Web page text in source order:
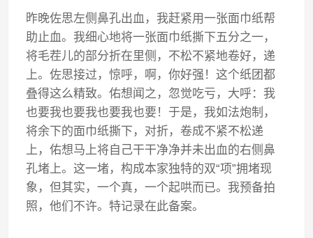
昨晚佐思左侧鼻孔出血，我赶紧用一张面巾纸帮
助止血。我细心地将一张面巾纸撕下五分之一，
将毛茬儿的部分折在里侧，不松不紧地卷好，递
上。佐思接过，惊呼，啊，你好强！这个纸团都
叠得这么精致。佑想闻之，忽觉吃亏，大呼：我
也要我也要我也要我也要！于是，我如法炮制，
将余下的面巾纸撕下，对折，卷成不紧不松递
上，佑想马上将自己干干净净并未出血的右侧鼻
孔堵上。这一堵，构成本家独特的双“项”拥堵现
象，但其实，一个真，一个起哄而已。我预备拍
照，他们不许。特记录在此备案。